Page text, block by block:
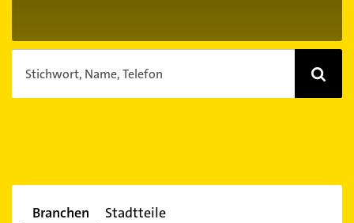
Stichwort, Name, Telefon
Branchen Stadtteile